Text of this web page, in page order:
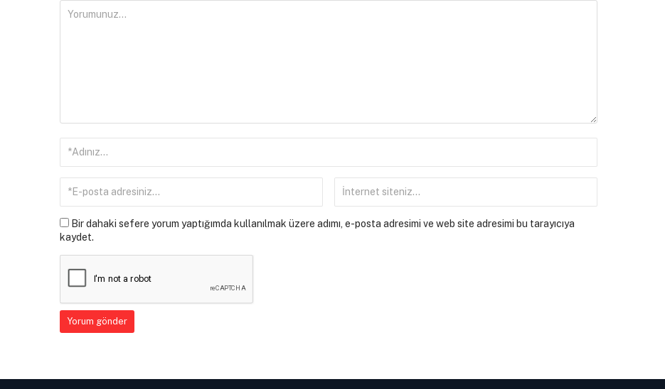
Bir dahaki sefere yorum yaptığımda kullanılmak üzere adımı, e-posta adresimi ve web site adresimi bu tarayıcıya
kaydet.